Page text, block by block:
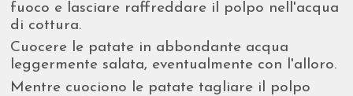
fuoco e lasciare raffreddare il polpo nell'acqua
di cottura.
Cuocere le patate in abbondante acqua
leggermente salata, eventualmente con l'alloro.
Mentre cuociono le patate tagliare il polpo